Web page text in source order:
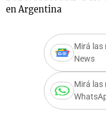
en Argentina
Mirá las
News
Mirá las